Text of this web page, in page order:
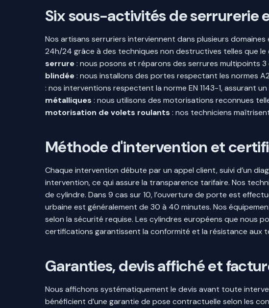
Six sous-activités de serrurerie
Nos artisans serruriers interviennent dans plusieurs domaines
24h/24 grâce à des techniques non destructives telles que
serrure: nous posons et réparons des serrures multipoints
blindée: nous installons des portes respectant les normes
: nos interventions respectent la norme EN 1143-1, assurant
métalliques : nous utilisons des motorisations reconnues
motorisation de volets roulants : nos techniciens
Méthode d'intervention et
Chaque intervention débute par un appel client, suivi d’un
intervention, ce qui assure la transparence tarifaire. Nos
de cylindre. Dans 9 cas sur 10, l’ouverture de porte est
urbaine est généralement de 30 à 40 minutes. Nos
selon la sécurité requise. Les cylindres européens que nous
certifications garantissent la conformité et la résistance aux
Garanties, devis affiché et
Nous affichons systématiquement le devis avant toute
bénéficient d’une garantie de pose contractuelle selon les